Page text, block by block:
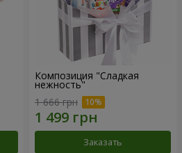
Композиция "Сладкая
нежность"
1 666 грн
Заказать